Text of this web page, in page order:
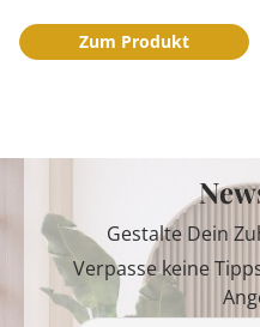
Zum Produkt
Gestalte Dein
Verpasse keine